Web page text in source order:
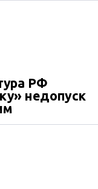
РФ
недопуск